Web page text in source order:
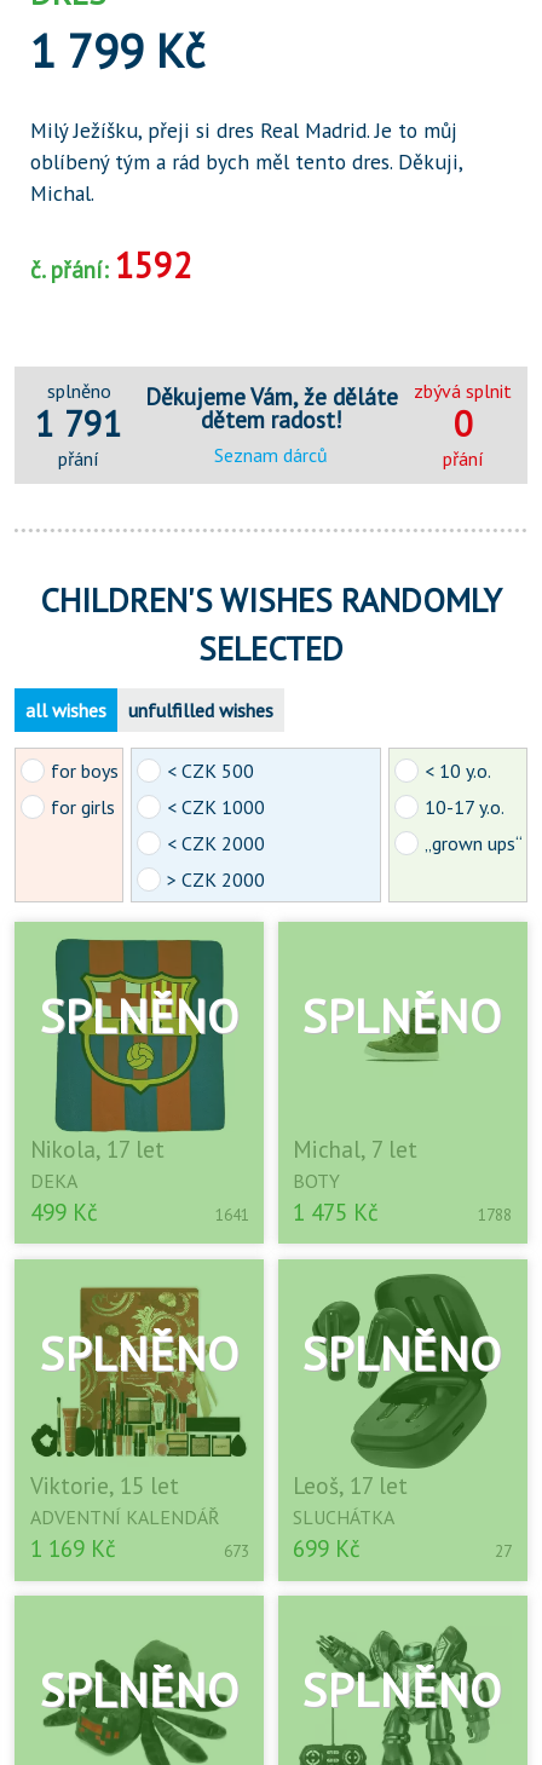
1 799 Kč
Milý Ježíšku, přeji si dres Real Madrid. Je to můj
oblíbený tým a rád bych měl tento dres. Děkuji,
Michal.
č. přání: 1592
splněno
1 791
přání
Děkujeme Vám, že děláte
dětem radost!
Seznam dárců
zbývá splnit
0
přání
CHILDREN'S WISHES RANDOMLY
SELECTED
all wishes unfulfilled wishes
for boys
for girls
< CZK 500
< CZK 1000
< CZK 2000
> CZK 2000
< 10 y.o.
10-17 y.o.
„grown ups“
Nikola, 17 let
DEKA
499 Kč 1641
Michal, 7 let
BOTY
1 475 Kč 1788
Viktorie, 15 let
ADVENTNÍ KALENDÁŘ
1 169 Kč 673
Leoš, 17 let
SLUCHÁTKA
699 Kč 27